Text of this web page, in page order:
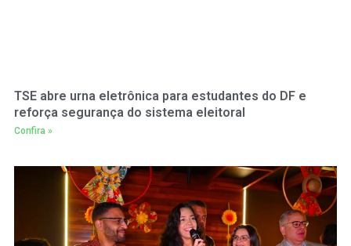
TSE abre urna eletrônica para estudantes do DF e
reforça segurança do sistema eleitoral
Confira »